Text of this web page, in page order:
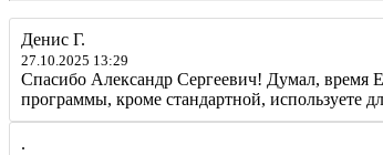
Денис Г.
27.10.2025 13:29
Спасибо Александр Сергеевич! Думал, время
программы, кроме стандартной, используете
.